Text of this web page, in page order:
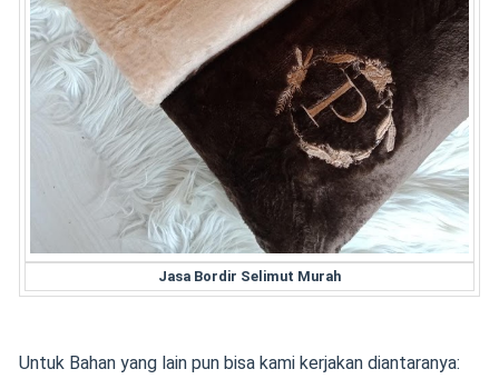
Jasa Bordir Selimut Murah
Untuk Bahan yang lain pun bisa kami kerjakan diantaranya: